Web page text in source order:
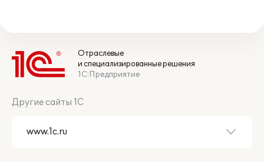
Отраслевые
и специализированные решения
1С:Предприятие
Другие сайты 1С